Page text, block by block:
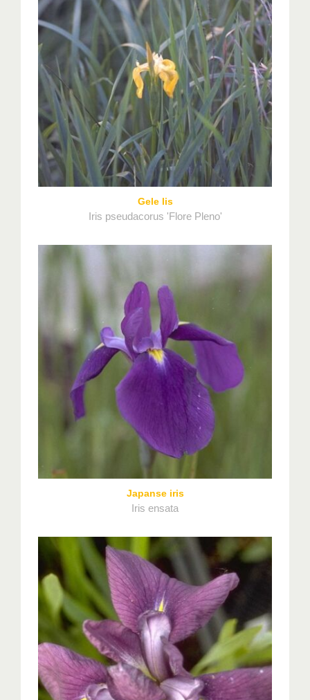
Gele lis
Iris pseudacorus 'Flore Pleno'
Japanse iris
Iris ensata